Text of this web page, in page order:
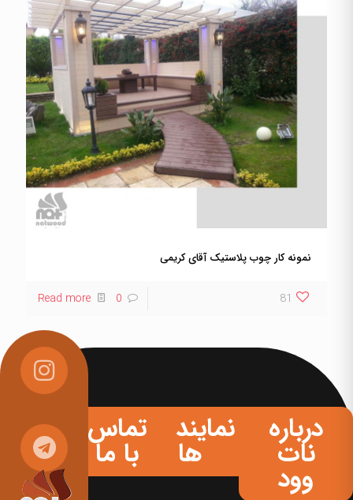
نمونه کار چوب پلاستیک آقای کریمی
81
0
Read more
درباره
نات
وود
نمایندگی
ها
تماس
با ما